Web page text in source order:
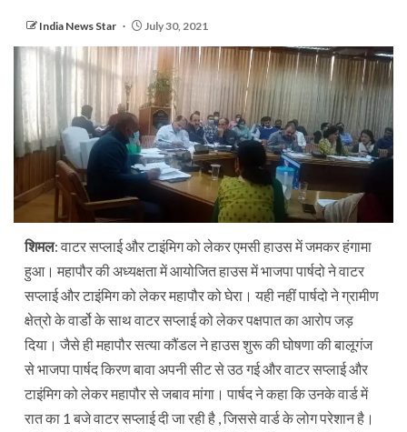
India News Star July 30, 2021
शिमल: वाटर सप्लाई और टाइंमिग को लेकर एमसी हाउस में जमकर हंगामा
हुआ। महापौर की अध्यक्षता में आयोजित हाउस में भाजपा पार्षदो ने वाटर
सप्लाई और टाइंमिग को लेकर महापौर को घेरा। यही नहीं पार्षदो ने ग्रामीण
क्षेत्रो के वार्डो के साथ वाटर सप्लाई को लेकर पक्षपात का आरोप जड़
दिया। जैसे ही महापौर सत्या कौंडल ने हाउस शुरू की घोषणा की बालूगंज
से भाजपा पार्षद किरण बावा अपनी सीट से उठ गई और वाटर सप्लाई और
टाइंमिग को लेकर महापौर से जबाव मांगा। पार्षद ने कहा कि उनके वार्ड में
रात का 1 बजे वाटर सप्लाई दी जा रही है , जिससे वार्ड के लोग परेशान है।